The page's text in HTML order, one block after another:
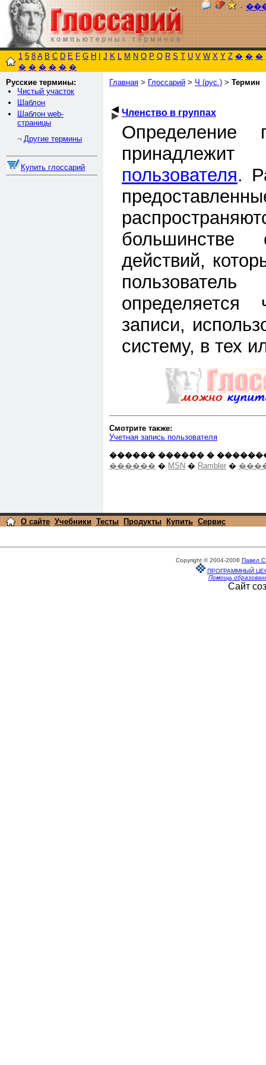
٠
1 5 8 A B C D E F G H J K L M N O P Q R S T U V W X Y Z � � �
� � � � � �
Русские термины:
Чистый участок
Шаблон
Шаблон web-
страницы
¬ Другие термины
Купить глоссарий
Главная > Глоссарий > Ч (рус.) > Термин
Членство в группах
Определение
пользователя.
большинстве
действий,
определяется
записи,
систему, в тех
Смотрите также:
Учетная запись пользователя
������ ������ �
������ � MSN � Rambler �
О сайте Учебники Тесты Продукты Купить Сервис
Copyright © 2004-2008 Павел
ПРОГРАММНЫЙ
Помощь
Сайт